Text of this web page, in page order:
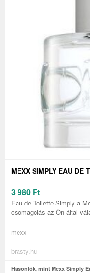
MEXX SIMPLY EAU DE
3 980 Ft
Eau de Toilette Simply a
csomagolás az Ön által
mexx
brasty.hu
Hasonlók, mint Mexx Simply